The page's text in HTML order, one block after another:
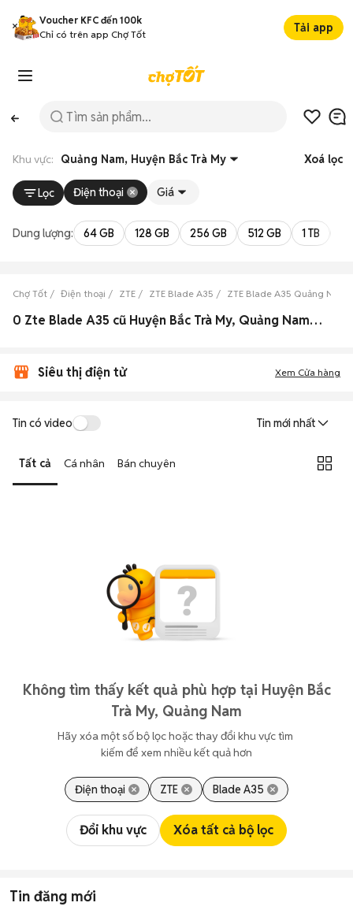
Voucher KFC đến 100k
Chỉ có trên app Chợ Tốt
Tải app
Khu vực: Quảng Nam, Huyện Bắc Trà My Xoá lọc
Lọc Điện thoại Giá
Dung lượng: 64 GB 128 GB 256 GB 512 GB 1 TB
Chợ Tốt Điện thoại ZTE ZTE Blade A35 ZTE Blade A35 Quảng Nam
0 Zte Blade A35 cũ Huyện Bắc Trà My, Quảng Nam đẹp
Siêu thị điện tử Xem Cửa hàng
Tin có video Tin mới nhất
Tất cả Cá nhân Bán chuyên
Không tìm thấy kết quả phù hợp tại Huyện Bắc
Trà My, Quảng Nam
Hãy xóa một số bộ lọc hoặc thay đổi khu vực tìm
kiếm để xem nhiều kết quả hơn
Điện thoại ZTE Blade A35
Đổi khu vực Xóa tất cả bộ lọc
Tin đăng mới